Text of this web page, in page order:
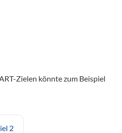
Zielen könnte zum Beispiel
2